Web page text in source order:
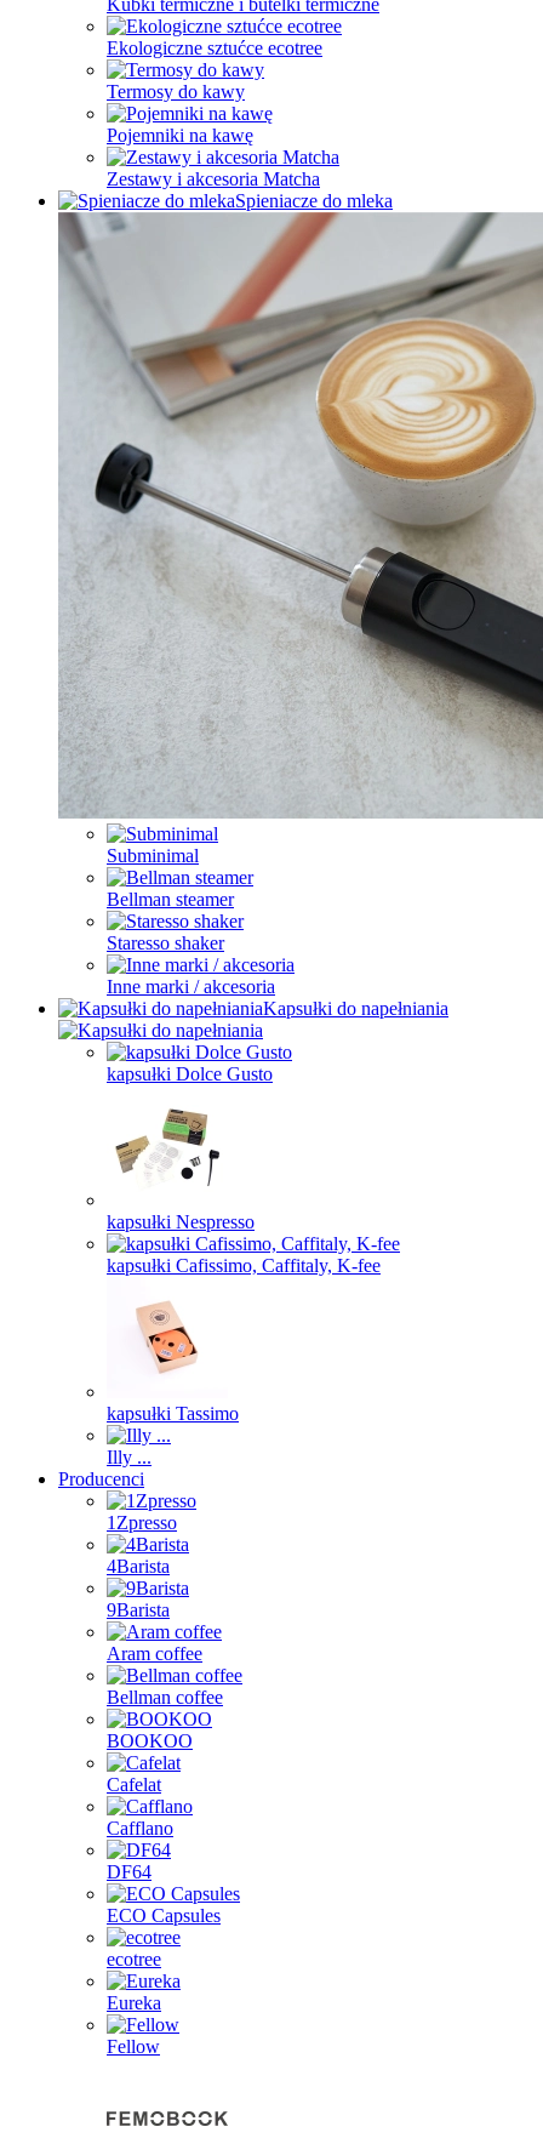
Kubki termiczne i butelki termiczne
Ekologiczne sztućce ecotree
Termosy do kawy
Pojemniki na kawę
Zestawy i akcesoria Matcha
Spieniacze do mleka
Subminimal
Bellman steamer
Staresso shaker
Inne marki / akcesoria
Kapsułki do napełniania
kapsułki Dolce Gusto
kapsułki Nespresso
kapsułki Cafissimo, Caffitaly, K-fee
kapsułki Tassimo
Illy ...
Producenci
1Zpresso
4Barista
9Barista
Aram coffee
Bellman coffee
BOOKOO
Cafelat
Cafflano
DF64
ECO Capsules
ecotree
Eureka
Fellow